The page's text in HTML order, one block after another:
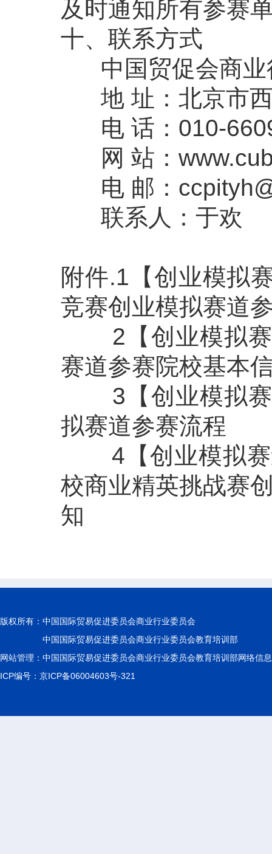
及时通知所有参赛
十、联系方式
中国贸促会商业
地 址：北京市西
电 话：010-
网 站：
电 邮：
联系人：于欢
附件.1【创业模拟
竞赛创业模拟赛道
2【创业模拟
赛道参赛院校基本
3【创业模拟
拟赛道参赛流程
4【创业模拟
校商业精英挑战赛
知
版权所有： 中国国际贸易促进委员会商业行业委员会
中国国际贸易促进委员会商业行业委员会教育培训部
网站管理：中国国际贸易促进委员会商业行业委员会教育培训部网络信
ICP编号：京ICP备06004603号-321